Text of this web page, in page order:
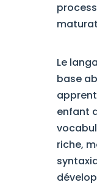
Le
base
enfant
riche,